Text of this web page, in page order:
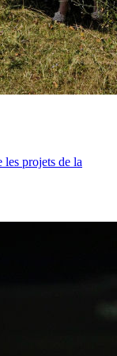
les projets de la